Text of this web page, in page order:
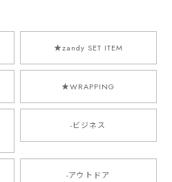
★zandy SET ITEM
★WRAPPING
-ビジネス
-アウトドア